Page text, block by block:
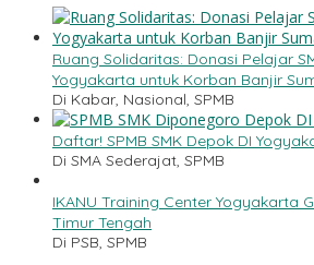
Ruang Solidaritas: Donasi Pelajar
Yogyakarta untuk Korban Banjir
Di Kabar, Nasional, SPMB
Daftar! SPMB SMK Depok DI
Di SMA Sederajat, SPMB
IKANU Training Center Yogyakarta
Timur Tengah
Di PSB, SPMB